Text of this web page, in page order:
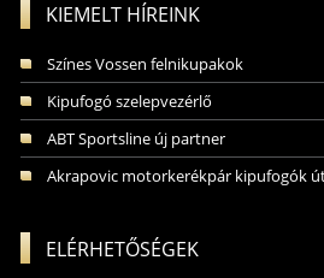
KIEMELT HÍREINK
Színes Vossen felnikupakok
Kipufogó szelepvezérlő
ABT Sportsline új partner
Akrapovic motorkerékpár kipufogók
ELÉRHETŐSÉGEK